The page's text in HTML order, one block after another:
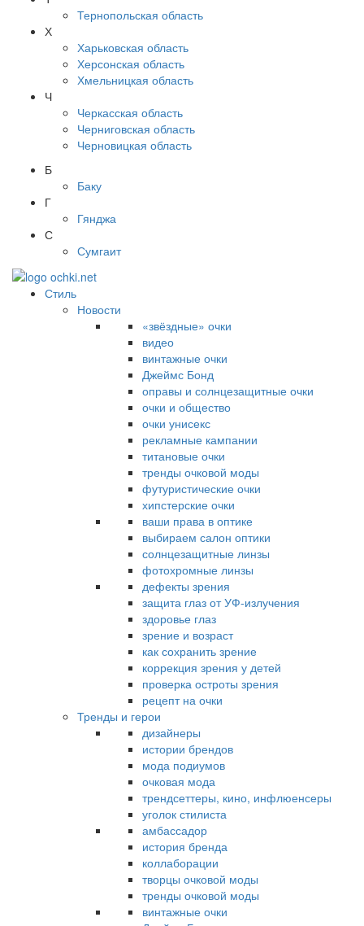
Тернопольская область
Х
Харьковская область
Херсонская область
Хмельницкая область
Ч
Черкасская область
Черниговская область
Черновицкая область
Б
Баку
Г
Гянджа
С
Сумгаит
Стиль
Новости
«звёздные» очки
видео
винтажные очки
Джеймс Бонд
оправы и солнцезащитные очки
очки и общество
очки унисекс
рекламные кампании
титановые очки
тренды очковой моды
футуристические очки
хипстерские очки
ваши права в оптике
выбираем салон оптики
солнцезащитные линзы
фотохромные линзы
дефекты зрения
защита глаз от УФ-излучения
здоровье глаз
зрение и возраст
как сохранить зрение
коррекция зрения у детей
проверка остроты зрения
рецепт на очки
Тренды и герои
дизайнеры
истории брендов
мода подиумов
очковая мода
трендсеттеры, кино, инфлюенсеры
уголок стилиста
амбассадор
история бренда
коллаборации
творцы очковой моды
тренды очковой моды
винтажные очки